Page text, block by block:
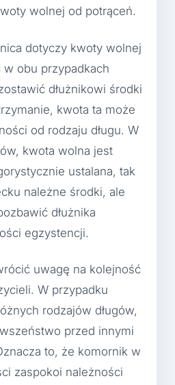
wolnej od potrąceń.
dotyczy kwoty wolnej
obu przypadkach
dłużnikowi środki
kwota ta może
od rodzaju długu. W
kwota wolna jest
ustalana, tak
należne środki, ale
dłużnika
egzystencji.
uwagę na kolejność
W przypadku
rodzajów długów,
przed innymi
to, że komornik w
zaspokoi należności